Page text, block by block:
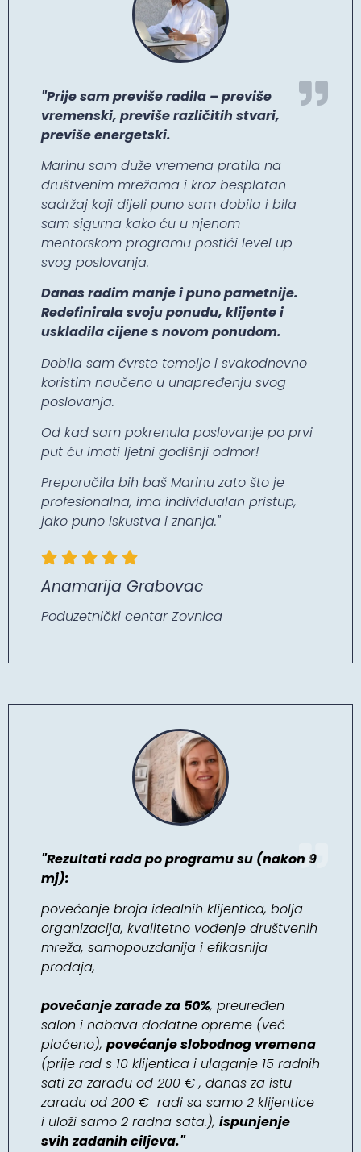
"Prije sam previše radila – previše
vremenski, previše različitih stvari,
previše energetski.
Marinu sam duže vremena pratila na
društvenim mrežama i kroz besplatan
sadržaj koji dijeli puno sam dobila i bila
sam sigurna kako ću u njenom
mentorskom programu postići level up
svog poslovanja.
Danas radim manje i puno pametnije.
Redefinirala svoju ponudu, klijente i
uskladila cijene s novom ponudom.
Dobila sam čvrste temelje i svakodnevno
koristim naučeno u unapređenju svog
poslovanja.
Od kad sam pokrenula poslovanje po prvi
put ću imati ljetni godišnji odmor!
Preporučila bih baš Marinu zato što je
profesionalna, ima individualan pristup,
jako puno iskustva i znanja."
Anamarija Grabovac
Poduzetnički centar Zovnica
"Rezultati rada po programu su (nakon 9
mj):
povećanje broja idealnih klijentica, bolja
organizacija, kvalitetno vođenje društvenih
mreža, samopouzdanija i efikasnija
prodaja,
povećanje zarade za 50%, preuređen
salon i nabava dodatne opreme (već
plaćeno), povećanje slobodnog vremena
(prije rad s 10 klijentica i ulaganje 15 radnih
sati za zaradu od 200 € , danas za istu
zaradu od 200 € radi sa samo 2 klijentice
i uloži samo 2 radna sata.), ispunjenje
svih zadanih ciljeva."